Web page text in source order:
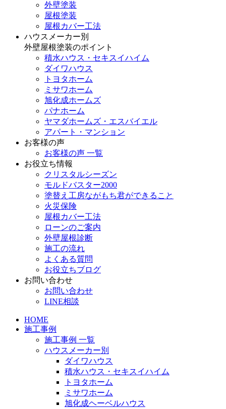
外壁塗装
屋根塗装
屋根カバー工法
ハウスメーカー別
外壁屋根塗装のポイント
積水ハウス・セキスイハイム
ダイワハウス
トヨタホーム
ミサワホーム
旭化成ホームズ
パナホーム
ヤマダホームズ・エスバイエル
アパート・マンション
お客様の声
お客様の声 一覧
お役立ち情報
クリスタルシーズン
モルドバスター2000
塗替え工房ながもち君ができること
火災保険
屋根カバー工法
ローンのご案内
外壁屋根診断
施工の流れ
よくある質問
お役立ちブログ
お問い合わせ
お問い合わせ
LINE相談
HOME
施工事例
施工事例 一覧
ハウスメーカー別
ダイワハウス
積水ハウス・セキスイハイム
トヨタホーム
ミサワホーム
旭化成ヘーベルハウス